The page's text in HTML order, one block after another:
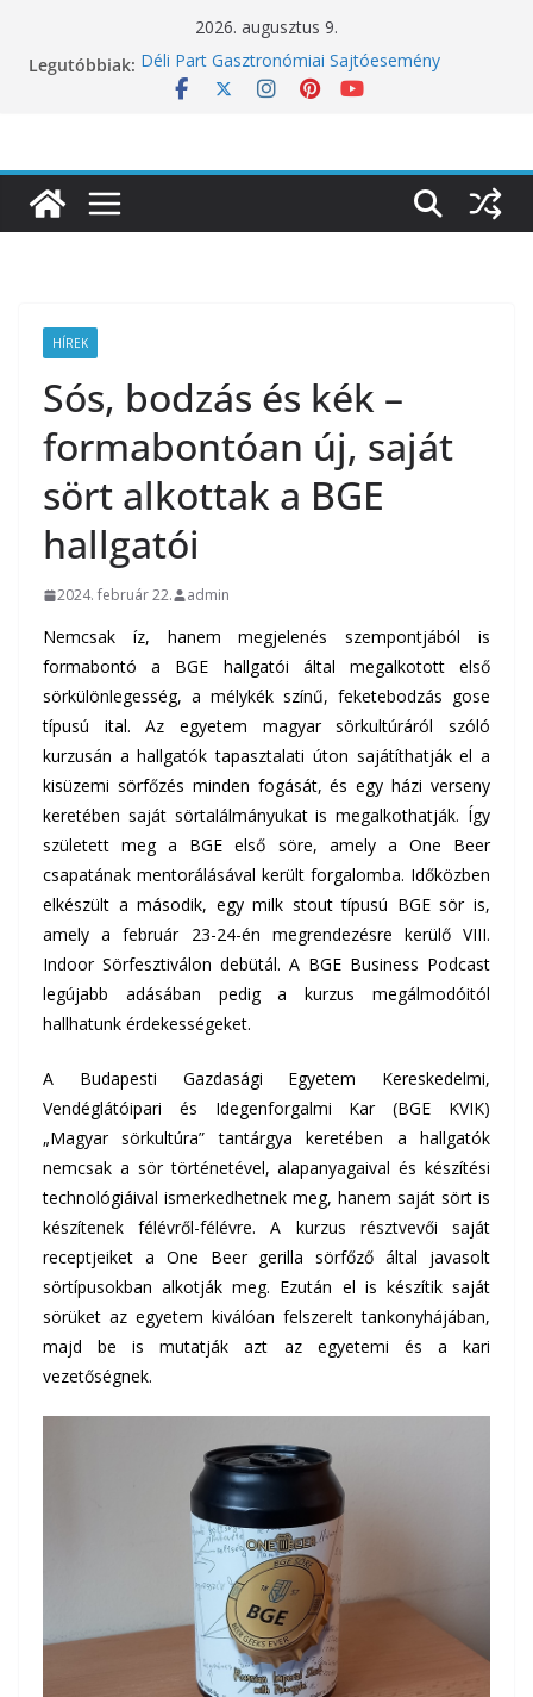
content
2026. augusztus 9.
Legutóbbiak: Déli Part Gasztronómiai Sajtóesemény
10 éves lett a Botanica: a világ legjobb
Budapest is csatlakozik a Perui Pisco Világnap
nemzetközi ünnepléséhez
HÍREK
Sós, bodzás és kék –
formabontóan új, saját
sört alkottak a BGE
hallgatói
2024. február 22. admin
Nemcsak íz, hanem megjelenés szempontjából is
formabontó a BGE hallgatói által megalkotott első
sörkülönlegesség, a mélykék színű, feketebodzás gose
típusú ital. Az egyetem magyar sörkultúráról szóló
kurzusán a hallgatók tapasztalati úton sajátíthatják el a
kisüzemi sörfőzés minden fogását, és egy házi verseny
keretében saját sörtalálmányukat is megalkothatják. Így
született meg a BGE első söre, amely a One Beer
csapatának mentorálásával került forgalomba. Időközben
elkészült a második, egy milk stout típusú BGE sör is,
amely a február 23-24-én megrendezésre kerülő VIII.
Indoor Sörfesztiválon debütál. A BGE Business Podcast
legújabb adásában pedig a kurzus megálmodóitól
hallhatunk érdekességeket.
A Budapesti Gazdasági Egyetem Kereskedelmi,
Vendéglátóipari és Idegenforgalmi Kar (BGE KVIK)
„Magyar sörkultúra” tantárgya keretében a hallgatók
nemcsak a sör történetével, alapanyagaival és készítési
technológiáival ismerkedhetnek meg, hanem saját sört is
készítenek félévről-félévre. A kurzus résztvevői saját
receptjeiket a One Beer gerilla sörfőző által javasolt
sörtípusokban alkotják meg. Ezután el is készítik saját
sörüket az egyetem kiválóan felszerelt tankonyhájában,
majd be is mutatják azt az egyetemi és a kari
vezetőségnek.